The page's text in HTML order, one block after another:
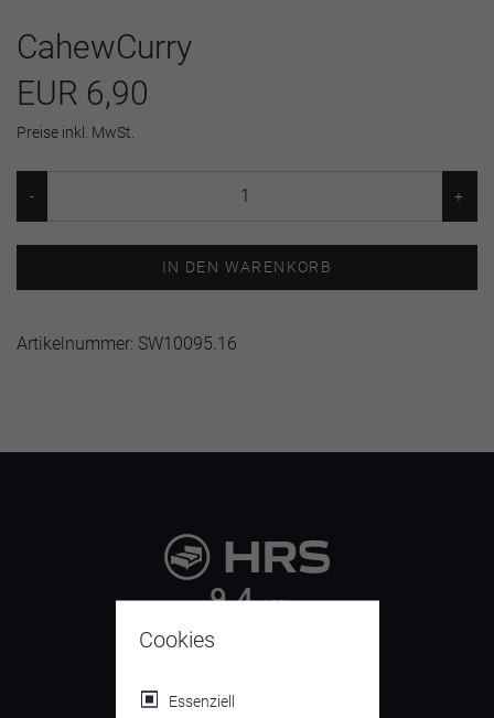
CahewCurry
EUR 6,90
Preise inkl. MwSt.
IN DEN WARENKORB
Artikelnummer: SW10095.16
9.4/ 10
Cookies
Essenziell